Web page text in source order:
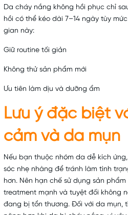
Da cháy nắng không hồi phục chỉ
hồi có thể kéo dài 7–14 ngày tùy
gian này:
Giữ routine tối giản
Không thử sản phẩm mới
Ưu tiên làm dịu và dưỡng ẩm
Lưu ý đặc biệt
cảm và da mụn
Nếu bạn thuộc nhóm da dễ kích
sóc nhẹ nhàng để tránh làm tình
hơn. Nên hạn chế sử dụng sản
treatment mạnh và tuyệt đối không
đang bị tổn thương. Đối với da mụn,